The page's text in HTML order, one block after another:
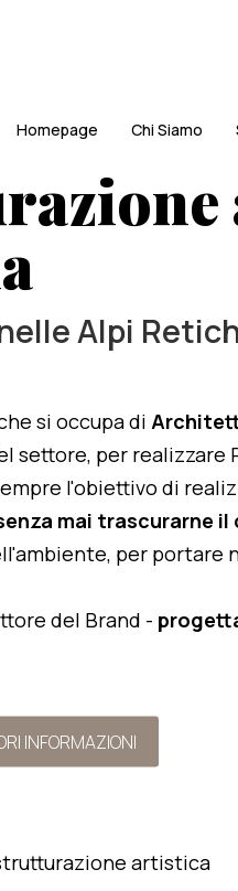
Homepage Chi Siamo
Alpi
si occupa di
settore, per realizzare
l'obiettivo di
mai trascurarne
per portare
del Brand -
INFORMAZIONI